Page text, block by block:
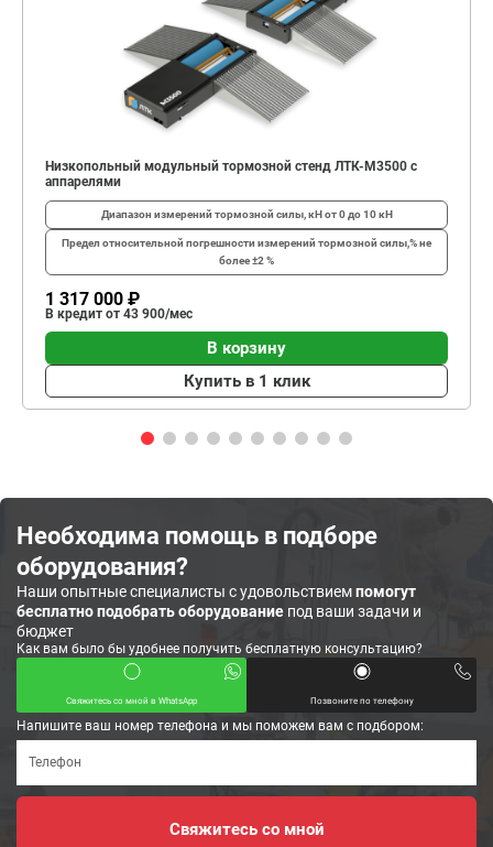
Низкопольный модульный тормозной стенд ЛТК-М3500 с
аппарелями
Диапазон измерений тормозной силы, кНот 0 до 10 кН
Предел относительной погрешности измерений тормозной силы,%не
более ±2 %
1 317 000 ₽
В кредит от 43 900/мес
В корзину
Купить в 1 клик
Необходима помощь в подборе
оборудования?
Наши опытные специалисты с удовольствиемпомогут
бесплатно подобрать оборудование под ваши задачи и
бюджет
Как вам было бы удобнее получить бесплатную консультацию?
Свяжитесь со мной в WhatsApp Позвоните по телефону
Напишите ваш номер телефона и мы поможем вам с подбором: